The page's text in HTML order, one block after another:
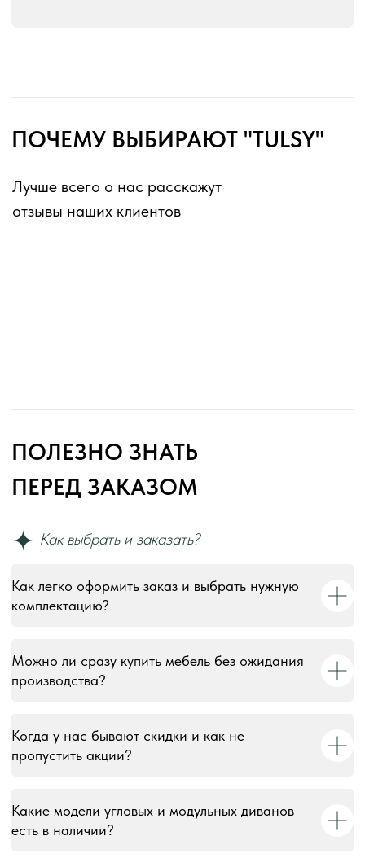
Как легко оформить заказ и выбрать нужную
комплектацию?
Можно ли сразу купить мебель без ожидания
производства?
Когда у нас бывают скидки и как не
пропустить акции?
Какие модели угловых и модульных диванов
есть в наличии?
Политика конфиденциальности
Информация о файлах cookies
Перечень партнеров, которым могут быть
переданы ПД
Информация на сайте носит информационный характер и
не является публичной офертой, за исключением случаев,
материалы на сайте являются объектами авторского
РФ. Использование без письменного согласия запрещено
и влечёт юридическую ответственность.